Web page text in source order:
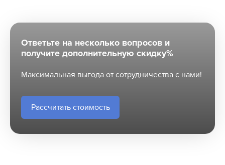
Ответьте на несколько вопросов и
получите дополнительную скидку%
Максимальная выгода от сотрудничества с нами!
Рассчитать стоимость